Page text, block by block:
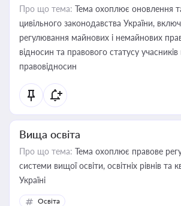
Про що тема: Тема охоплює оновлення
цивільного законодавства України,
регулювання майнових і немайнових
відносин та правового статусу учасників
правовідносин
Вища освіта
Про що тема: Тема охоплює правове
системи вищої освіти, освітніх рівнів та
Україні
Освіта